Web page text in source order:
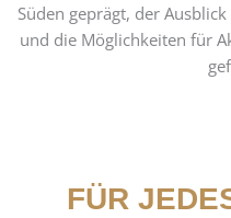
Süden geprägt, der
und die Möglichkeiten für
FÜR